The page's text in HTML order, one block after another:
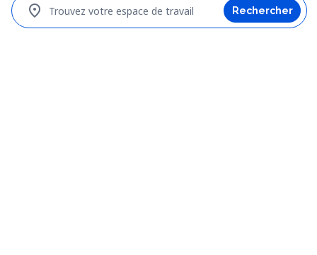
Trouvez votre espace de travail
location_on Rechercher